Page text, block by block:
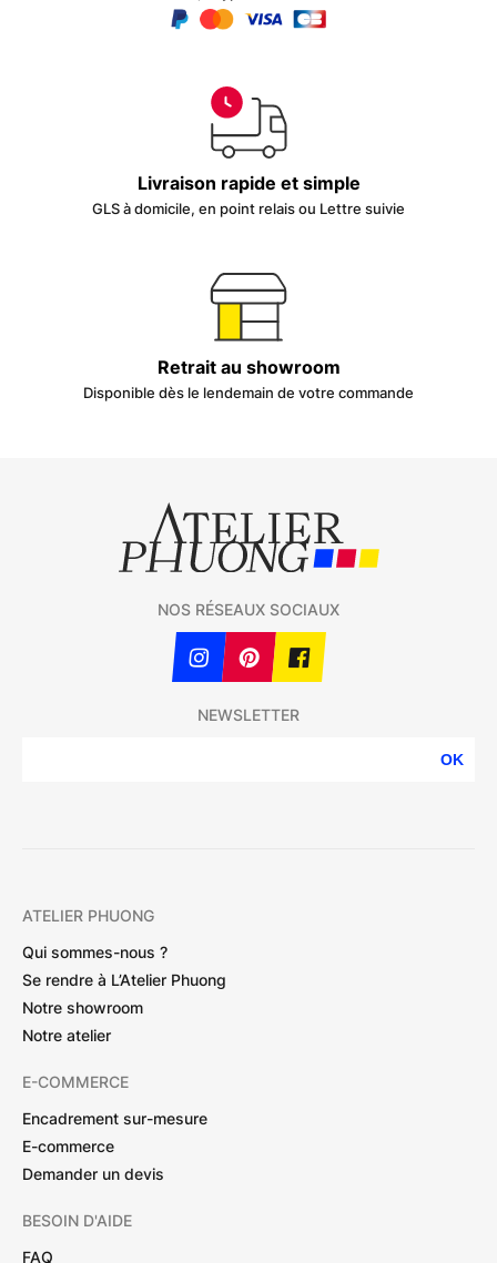
Livraison rapide et simple
GLS à domicile, en point relais ou Lettre suivie
Retrait au showroom
Disponible dès le lendemain de votre commande
NEWSLETTER
OK
NOS RÉSEAUX SOCIAUX
ATELIER PHUONG
Qui sommes-nous ?
Se rendre à L’Atelier Phuong
Notre showroom
Notre atelier
E-COMMERCE
Encadrement sur-mesure
E-commerce
Demander un devis
BESOIN D'AIDE
FAQ